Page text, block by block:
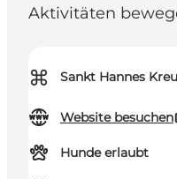
Aktivitäten
⌘ Sankt Hannes
Website besuchen
Hunde erlaubt